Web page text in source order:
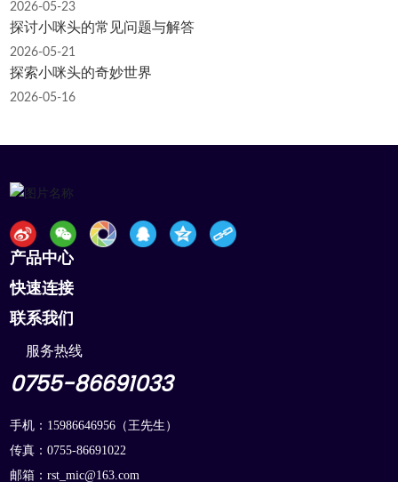
2026-05-23
探讨小咪头的常见问题与解答
2026-05-21
探索小咪头的奇妙世界
2026-05-16
产品中心
快速连接
联系我们
服务热线
0755-86691033
手机： 15986646956 （王先生）
传真：0755-86691022
邮箱：rst_mic@163.com